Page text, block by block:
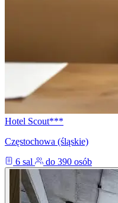
Hotel Scout***
Częstochowa (śląskie)
6 sal
do 390 osób